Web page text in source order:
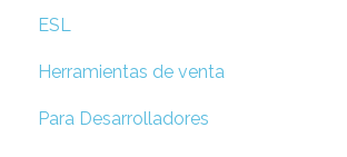
Soluciones alternativas
Remote DS
Guía de soluciones rápidas
Prepare su Red
Configuración de Locación
Campañas
ESL
Esl
Herramientas de venta
Para Desarrolladores